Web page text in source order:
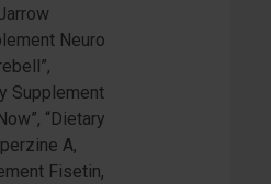
Neuro
Supplement
“Dietary
A,
Fisetin,